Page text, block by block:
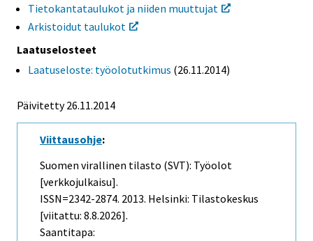
Tietokantataulukot ja niiden muuttujat
Arkistoidut taulukot
Laatuselosteet
Laatuseloste: työolotutkimus (26.11.2014)
Päivitetty 26.11.2014
Viittausohje:
Suomen virallinen tilasto (SVT): Työolot
[verkkojulkaisu].
ISSN=2342-2874. 2013. Helsinki: Tilastokeskus
[viitattu: 8.8.2026].
Saantitapa: